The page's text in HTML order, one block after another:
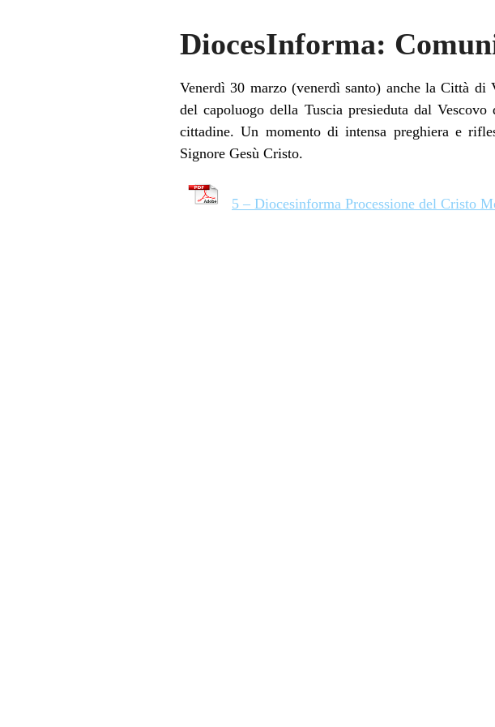
DiocesInforma:
Venerdì 30 marzo (venerdì santo) anche la Città
del capoluogo della Tuscia presieduta dal
cittadine. Un momento di intensa preghiera e
Signore Gesù Cristo.
5 – Diocesinforma Processione del Cristo